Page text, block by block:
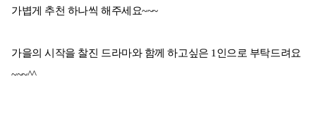
가볍게 추천 하나씩 해주세요~~~
가을의 시작을 찰진 드라마와 함께 하고싶은 1인으로 부탁드려요
~~~^^